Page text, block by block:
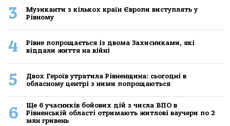
3
Музиканти з кількох країн Європи виступлять у
Рівному
4
Рівне попрощається із двома Захисниками, які
віддали життя на війні
5
Двох Героїв утратила Рівненщина: сьогодні в
обласному центрі з ними попрощаються
6
Ще 6 учасників бойових дій з числа ВПО в
Рівненській області отримають житлові ваучери по 2
млн гривень